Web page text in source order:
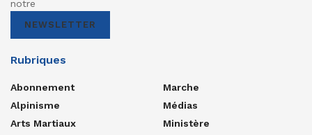
notre
NEWSLETTER
Rubriques
Abonnement
Alpinisme
Arts Martiaux
Marche
Médias
Ministère